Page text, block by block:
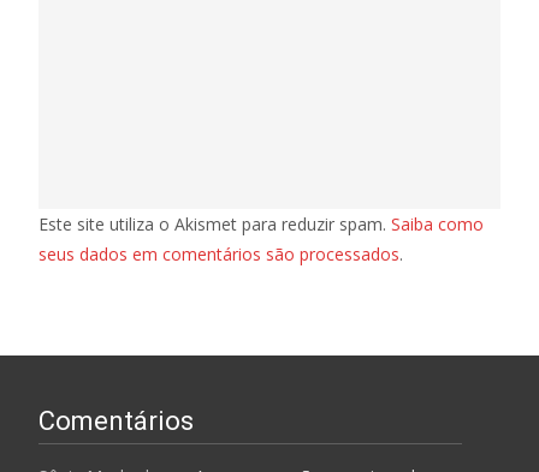
Este site utiliza o Akismet para reduzir spam. Saiba como
seus dados em comentários são processados.
Comentários